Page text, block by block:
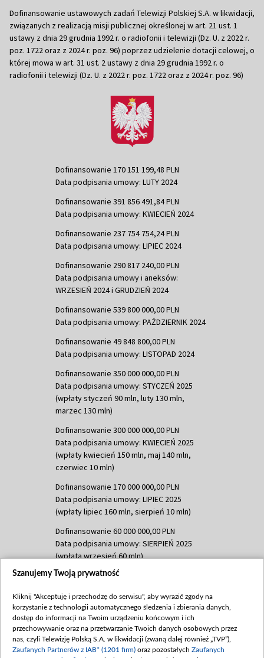
Dofinansowanie ustawowych zadań Telewizji Polskiej S.A. w likwidacji,
związanych z realizacją misji publicznej określonej w art. 21 ust. 1
ustawy z dnia 29 grudnia 1992 r. o radiofonii i telewizji (Dz. U. z 2022 r.
poz. 1722 oraz z 2024 r. poz. 96) poprzez udzielenie dotacji celowej, o
której mowa w art. 31 ust. 2 ustawy z dnia 29 grudnia 1992 r. o
radiofonii i telewizji (Dz. U. z 2022 r. poz. 1722 oraz z 2024 r. poz. 96)
Dofinansowanie 170 151 199,48 PLN
Data podpisania umowy: LUTY 2024
Dofinansowanie 391 856 491,84 PLN
Data podpisania umowy: KWIECIEŃ 2024
Dofinansowanie 237 754 754,24 PLN
Data podpisania umowy: LIPIEC 2024
Dofinansowanie 290 817 240,00 PLN
Data podpisania umowy i aneksów:
WRZESIEŃ 2024 i GRUDZIEŃ 2024
Dofinansowanie 539 800 000,00 PLN
Data podpisania umowy: PAŹDZIERNIK 2024
Dofinansowanie 49 848 800,00 PLN
Data podpisania umowy: LISTOPAD 2024
Dofinansowanie 350 000 000,00 PLN
Data podpisania umowy: STYCZEŃ 2025
(wpłaty styczeń 90 mln, luty 130 mln,
marzec 130 mln)
Dofinansowanie 300 000 000,00 PLN
Data podpisania umowy: KWIECIEŃ 2025
(wpłaty kwiecień 150 mln, maj 140 mln,
czerwiec 10 mln)
Dofinansowanie 170 000 000,00 PLN
Data podpisania umowy: LIPIEC 2025
(wpłaty lipiec 160 mln, sierpień 10 mln)
Dofinansowanie 60 000 000,00 PLN
Data podpisania umowy: SIERPIEŃ 2025
(wpłata wrzesień 60 mln)
Dofinansowanie 635 783 051,21 PLN
(wpłata wrzesień 100 mln, październik 350
mln, listopad 265 mln)
Dofinansowanie 48 862 000,00 PLN
Data podpisania umowy: GRUDZIEŃ 2025
Szanujemy Twoją prywatność
Kliknij "Akceptuję i przechodzę do serwisu", aby wyrazić zgody na
korzystanie z technologii automatycznego śledzenia i zbierania danych,
dostęp do informacji na Twoim urządzeniu końcowym i ich
przechowywanie oraz na przetwarzanie Twoich danych osobowych przez
nas, czyli Telewizję Polską S.A. w likwidacji (zwaną dalej również „TVP”),
Zaufanych Partnerów z IAB* (1201 firm) oraz pozostałych Zaufanych